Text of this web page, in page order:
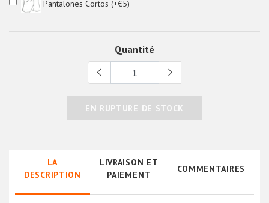
Pantalones Cortos (+€5)
Quantité
EN RUPTURE DE STOCK
LA
DESCRIPTION
LIVRAISON ET
PAIEMENT
COMMENTAIRES